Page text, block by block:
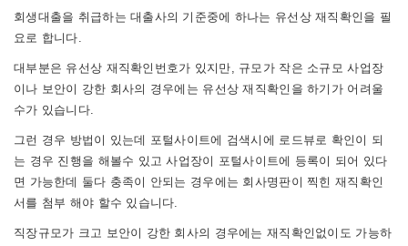
회생대출을 취급하는 대출사의 기준중에 하나는 유선상 재직확인을 필
요로 합니다.
대부분은 유선상 재직확인번호가 있지만, 규모가 작은 소규모 사업장
이나 보안이 강한 회사의 경우에는 유선상 재직확인을 하기가 어려울
수가 있습니다.
그런 경우 방법이 있는데 포털사이트에 검색시에 로드뷰로 확인이 되
는 경우 진행을 해볼수 있고 사업장이 포털사이트에 등록이 되어 있다
면 가능한데 둘다 충족이 안되는 경우에는 회사명판이 찍힌 재직확인
서를 첨부 해야 할수 있습니다.
직장규모가 크고 보안이 강한 회사의 경우에는 재직확인없이도 가능하